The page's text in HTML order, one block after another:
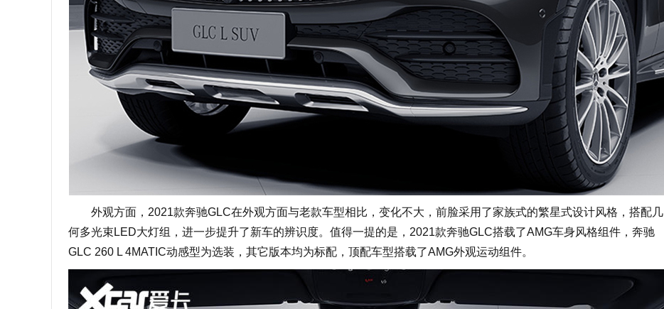
外观方面，2021款奔驰GLC在外观方面与老款车型相比，变化不大，前脸采用了家族式的繁星式设计风格，搭配几
何多光束LED大灯组，进一步提升了新车的辨识度。值得一提的是，2021款奔驰GLC搭载了AMG车身风格组件，奔驰
GLC 260 L 4MATIC动感型为选装，其它版本均为标配，顶配车型搭载了AMG外观运动组件。